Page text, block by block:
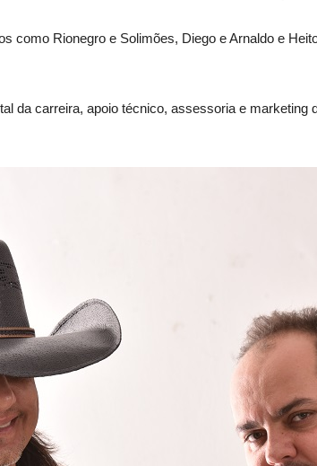
como Rionegro e Solimões, Diego e Arnaldo e
da carreira, apoio técnico, assessoria e